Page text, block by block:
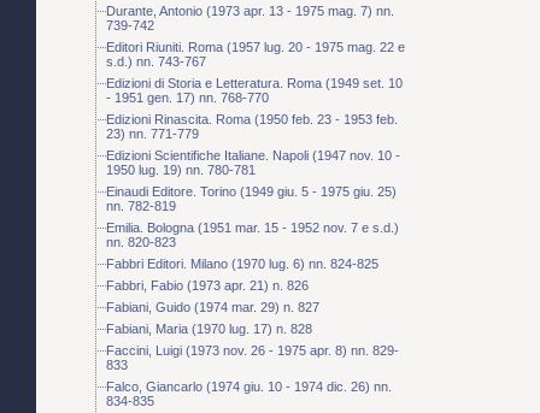
Durante, Antonio (1973 apr. 13 - 1975 mag. 7) nn.
739-742
Editori Riuniti. Roma (1957 lug. 20 - 1975 mag. 22 e
s.d.) nn. 743-767
Edizioni di Storia e Letteratura. Roma (1949 set. 10
- 1951 gen. 17) nn. 768-770
Edizioni Rinascita. Roma (1950 feb. 23 - 1953 feb.
23) nn. 771-779
Edizioni Scientifiche Italiane. Napoli (1947 nov. 10 -
1950 lug. 19) nn. 780-781
Einaudi Editore. Torino (1949 giu. 5 - 1975 giu. 25)
nn. 782-819
Emilia. Bologna (1951 mar. 15 - 1952 nov. 7 e s.d.)
nn. 820-823
Fabbri Editori. Milano (1970 lug. 6) nn. 824-825
Fabbri, Fabio (1973 apr. 21) n. 826
Fabiani, Guido (1974 mar. 29) n. 827
Fabiani, Maria (1970 lug. 17) n. 828
Faccini, Luigi (1973 nov. 26 - 1975 apr. 8) nn. 829-
833
Falco, Giancarlo (1974 giu. 10 - 1974 dic. 26) nn.
834-835